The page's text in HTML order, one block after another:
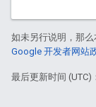
如未另行说明，那
Google 开发者网站
最后更新时间 (UTC)